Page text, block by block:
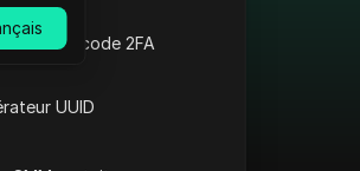
de code 2FA
UUID